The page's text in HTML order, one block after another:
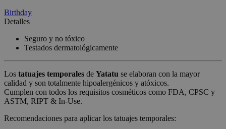
Birthday
Detalles
Seguro y no tóxico
Testados dermatológicamente
Los tatuajes temporales de Yatatu se elaboran con la mayor
calidad y son totalmente hipoalergénicos y atóxicos.
Cumplen con todos los requisitos cosméticos como FDA, CPSC y
ASTM, RIPT & In-Use.
Recomendaciones para aplicar los tatuajes temporales: